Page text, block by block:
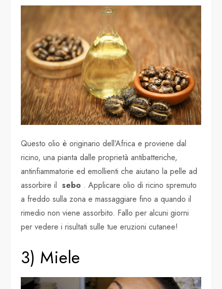
Questo olio è originario dell’Africa e proviene dal
ricino, una pianta dalle proprietà antibatteriche,
antinfiammatorie ed emollienti che aiutano la pelle ad
assorbire ilsebo . Applicare olio di ricino spremuto
a freddo sulla zona e massaggiare fino a quando il
rimedio non viene assorbito. Fallo per alcuni giorni
per vedere i risultati sulle tue eruzioni cutanee!
3) Miele